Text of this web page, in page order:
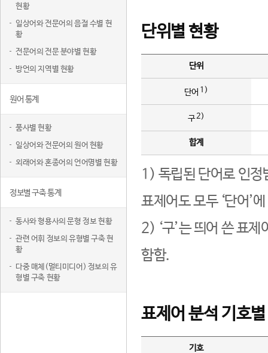
현황
일상어와 전문어의 음절 수별 현
황
전문어의 전문 분야별 현황
방언의 지역별 현황
원어 통계
품사별 현황
일상어와 전문어의 원어 현황
외래어와 혼종어의 언어명별 현황
정보별 구축 통계
동사와 형용사의 문형 정보 현황
관련 어휘 정보의 유형별 구축 현
황
다중 매체(멀티미디어) 정보의 유
형별 구축 현황
단위별 현황
단위
단어 1)
구2)
합계
1) 독립된 단어로 인정
표제어도 모두 ‘단어’
2) ‘구’는 띄어 쓴 표
함함.
표제어 분석 기호
기호